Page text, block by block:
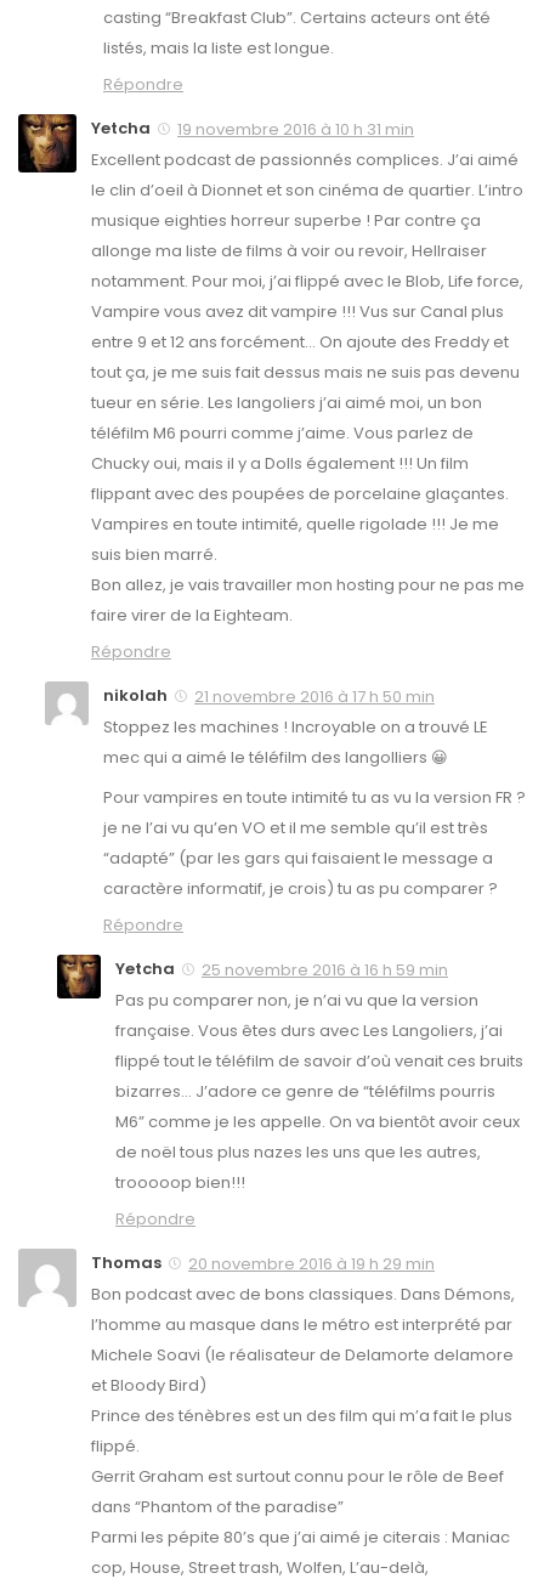
casting “Breakfast Club”. Certains acteurs ont été
listés, mais la liste est longue.
Répondre
Yetcha
19 novembre 2016 à 10 h 31 min
Excellent podcast de passionnés complices. J’ai aimé
le clin d’oeil à Dionnet et son cinéma de quartier. L’intro
musique eighties horreur superbe ! Par contre ça
allonge ma liste de films à voir ou revoir, Hellraiser
notamment. Pour moi, j’ai flippé avec le Blob, Life force,
Vampire vous avez dit vampire !!! Vus sur Canal plus
entre 9 et 12 ans forcément… On ajoute des Freddy et
tout ça, je me suis fait dessus mais ne suis pas devenu
tueur en série. Les langoliers j’ai aimé moi, un bon
téléfilm M6 pourri comme j’aime. Vous parlez de
Chucky oui, mais il y a Dolls également !!! Un film
flippant avec des poupées de porcelaine glaçantes.
Vampires en toute intimité, quelle rigolade !!! Je me
suis bien marré.
Bon allez, je vais travailler mon hosting pour ne pas me
faire virer de la Eighteam.
Répondre
nikolah
21 novembre 2016 à 17 h 50 min
Stoppez les machines ! Incroyable on a trouvé LE
mec qui a aimé le téléfilm des langolliers 😀
Pour vampires en toute intimité tu as vu la version FR ?
je ne l’ai vu qu’en VO et il me semble qu’il est très
“adapté” (par les gars qui faisaient le message a
caractère informatif, je crois) tu as pu comparer ?
Répondre
Yetcha
25 novembre 2016 à 16 h 59 min
Pas pu comparer non, je n’ai vu que la version
française. Vous êtes durs avec Les Langoliers, j’ai
flippé tout le téléfilm de savoir d’où venait ces bruits
bizarres… J’adore ce genre de “téléfilms pourris
M6” comme je les appelle. On va bientôt avoir ceux
de noël tous plus nazes les uns que les autres,
trooooop bien!!!
Répondre
Thomas
20 novembre 2016 à 19 h 29 min
Bon podcast avec de bons classiques. Dans Démons,
l’homme au masque dans le métro est interprété par
Michele Soavi (le réalisateur de Delamorte delamore
et Bloody Bird)
Prince des ténèbres est un des film qui m’a fait le plus
flippé.
Gerrit Graham est surtout connu pour le rôle de Beef
dans “Phantom of the paradise”
Parmi les pépite 80’s que j’ai aimé je citerais : Maniac
cop, House, Street trash, Wolfen, L’au-delà,